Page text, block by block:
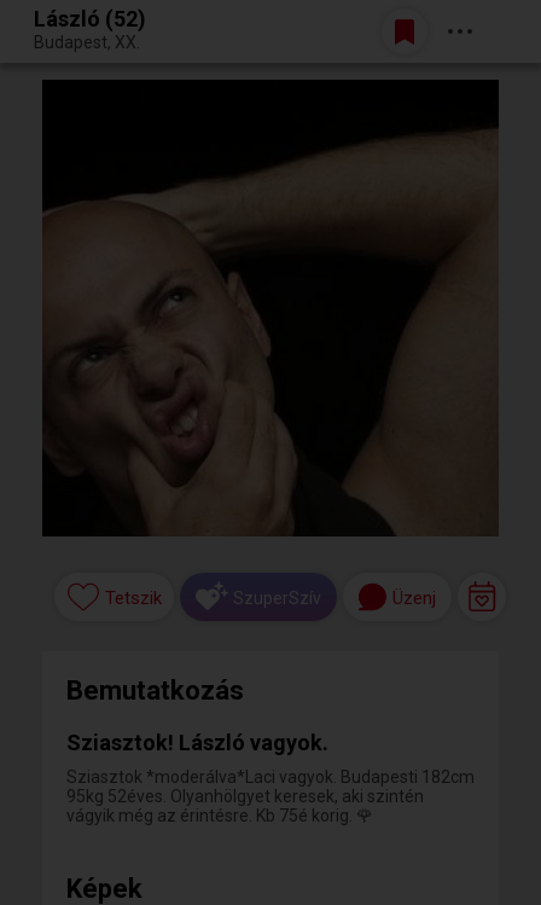
Egy jó randiból bármi lehet.
Belépés
László (52)
Budapest, XX.
Tetszik SzuperSzív Üzenj
Bemutatkozás
Sziasztok! László vagyok.
Sziasztok *moderálva*Laci vagyok. Budapesti 182cm
95kg 52éves. Olyanhölgyet keresek, aki szintén
vágyik még az érintésre. Kb 75é korig. 🌹
Képek